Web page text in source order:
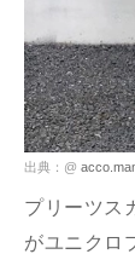
出典：@
プリーツス
がユニクロ